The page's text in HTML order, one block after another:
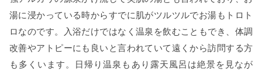
湯に浸かっている時からすでに肌がツルツルでお湯もトロト
ロなのです。入浴だけではなく温泉を飲むこともでき、体調
改善やアトピーにも良いと言われていて遠くから訪問する方
も多くいます。日帰り温泉もあり露天風呂は絶景を見なが